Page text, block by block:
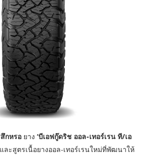
กหรอ ยาง ‘บีเอฟกู๊ดริช ออล-เทอร์เรน ที/เอ
ละสูตรเนื้อยางออล-เทอร์เรนใหม่ที่พัฒนาให้